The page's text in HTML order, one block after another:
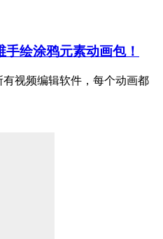
手绘涂鸦元素动画包！
视频编辑软件，每个动画都